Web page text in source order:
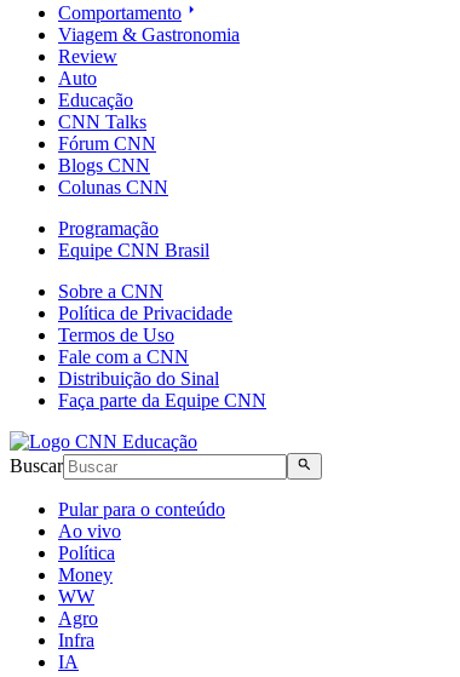
Comportamento
Viagem & Gastronomia
Review
Auto
Educação
CNN Talks
Fórum CNN
Blogs CNN
Colunas CNN
Programação
Equipe CNN Brasil
Sobre a CNN
Política de Privacidade
Termos de Uso
Fale com a CNN
Distribuição do Sinal
Faça parte da Equipe CNN
Buscar
Pular para o conteúdo
Ao vivo
Política
Money
WW
Agro
Infra
IA